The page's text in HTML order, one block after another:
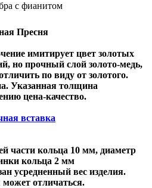
с фианитом
Пресня
имитирует цвет золотых
но прочный слой золото-медь,
по виду от золотого.
Указанная толщина
цена-качество.
вставка
части кольца 10 мм, диаметр
кольца 2 мм
усредненный вес изделия.
может отличаться.